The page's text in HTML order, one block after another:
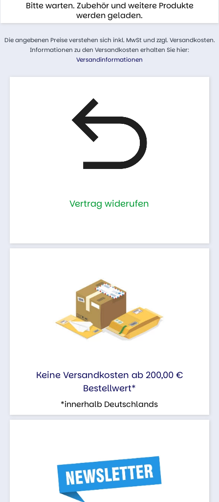
Bitte warten. Zubehör und weitere Produkte
werden geladen.
Die angebenen Preise verstehen sich inkl. MwSt und zzgl. Versandkosten.
Informationen zu den Versandkosten erhalten Sie hier:
Versandinformationen
Vertrag widerufen
Keine Versandkosten ab 200,00 €
Bestellwert*
*innerhalb Deutschlands